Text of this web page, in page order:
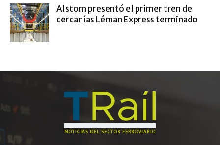
Alstom presentó el primer tren de
cercanías Léman Express terminado